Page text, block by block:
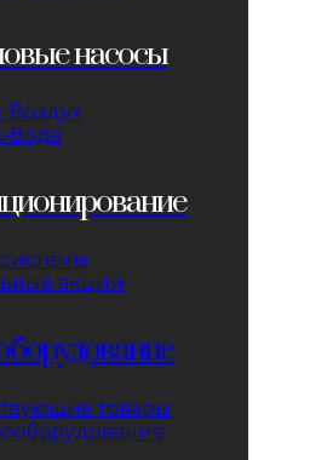
насосы
Воздух
Вода
акции
товары